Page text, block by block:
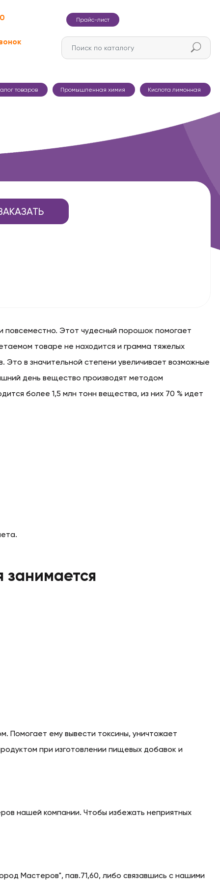
Прайс-лист
товаров Промышленная химия Кислота лимонная
повсеместно. Этот чудесный порошок помогает
товаре не находится и грамма тяжелых
в значительной степени увеличивает возможные
день вещество производят методом
более 1,5 млн тонн вещества, из них 70 % идет
занимается
Помогает ему вывести токсины, уничтожает
при изготовлении пищевых добавок и
нашей компании. Чтобы избежать неприятных
Мастеров", пав.71,60, либо связавшись с нашими